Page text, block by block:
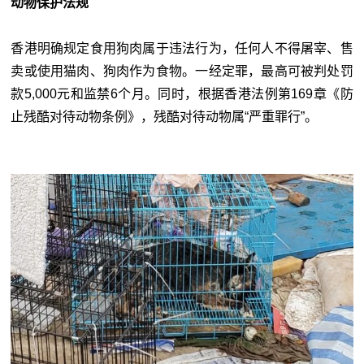
动物保护法规
香港明确规定食用狗肉属于违法行为，任何人不得屠宰、售
卖或使用猫肉、狗肉作为食物。一经定罪，最高可被判处罚
款5,000元和监禁6个月。
同时，根据香港法例第169章《防
止残酷对待动物条例》 ，残酷对待动物属“严重罪行”。